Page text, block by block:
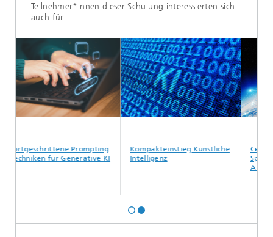
Teilnehmer*innen dieser Schulung interessierten sich
auch für
Prompting
für Generative KI
Kompakteinstieg Künstliche
Intelligenz
Certified